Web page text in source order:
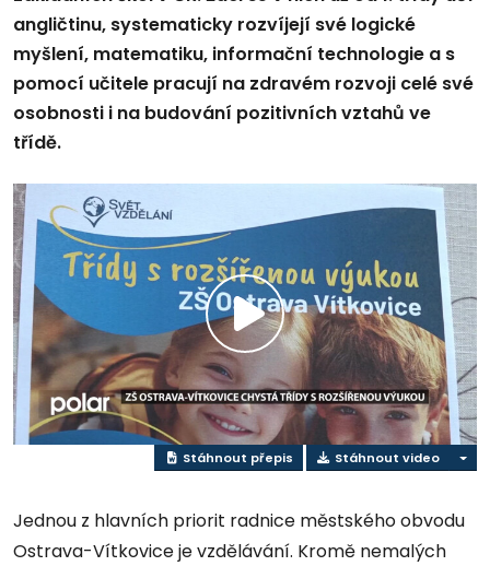
angličtinu, systematicky rozvíjejí své logické
myšlení, matematiku, informační technologie a s
pomocí učitele pracují na zdravém rozvoji celé své
osobnosti i na budování pozitivních vztahů ve
třídě.
Přehrát
video
Stáhnout přepis Stáhnout video
Jednou z hlavních priorit radnice městského obvodu
Ostrava-Vítkovice je vzdělávání. Kromě nemalých